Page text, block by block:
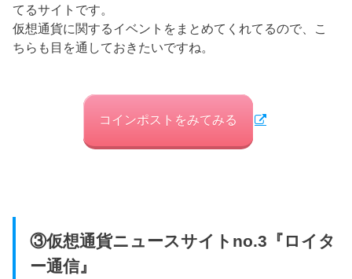
てるサイトです。
仮想通貨に関するイベントをまとめてくれてるので、こ
ちらも目を通しておきたいですね。
コインポストをみてみる
③仮想通貨ニュースサイトno.3『ロイタ
ー通信』